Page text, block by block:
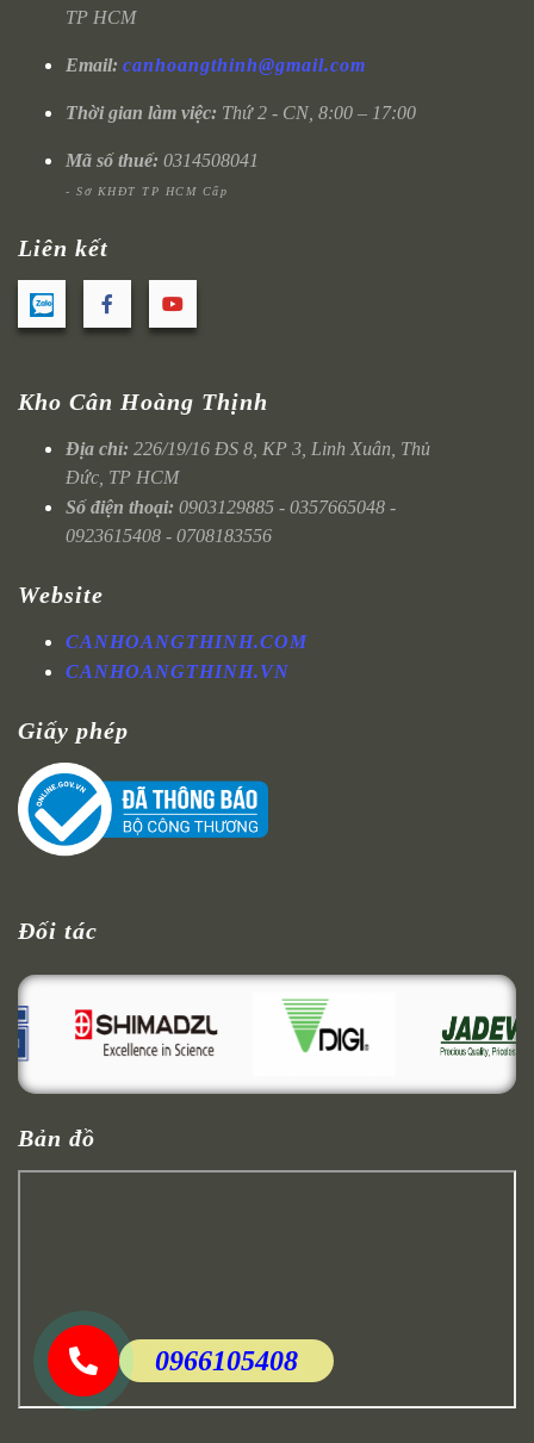
0966105408
TP HCM
Email: canhoangthinh@gmail.com
Thời gian làm việc: Thứ 2 - CN, 8:00 – 17:00
Mã số thuế: 0314508041
- Sở KHĐT TP HCM Cấp
Liên kết
Kho Cân Hoàng Thịnh
Địa chỉ: 226/19/16 ĐS 8, KP 3, Linh Xuân, Thủ
Đức, TP HCM
Số điện thoại: 0903129885 - 0357665048 -
0923615408 - 0708183556
Website
CANHOANGTHINH.COM
CANHOANGTHINH.VN
Giấy phép
Đối tác
Bản đồ